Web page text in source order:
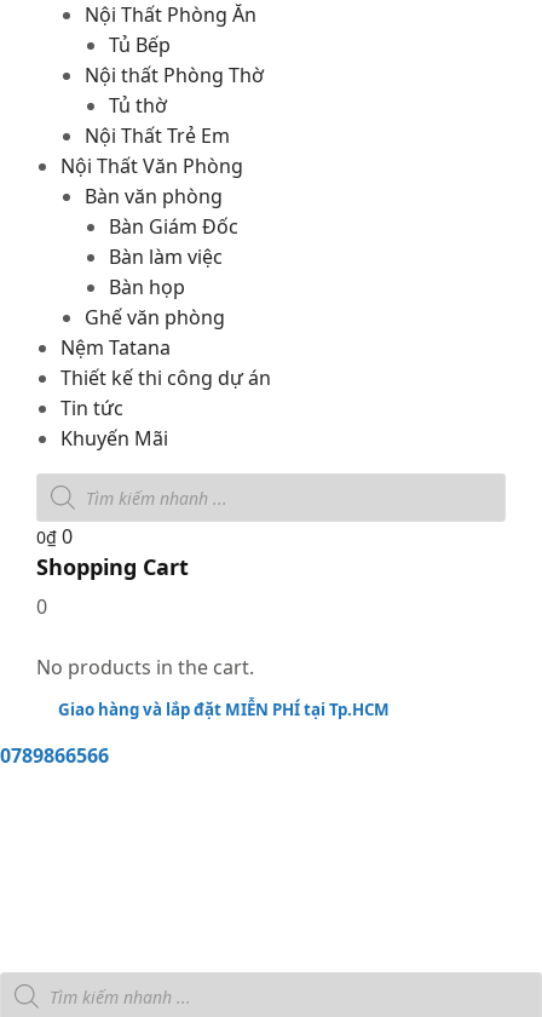
Nội Thất Phòng Ăn
Tủ Bếp
Nội thất Phòng Thờ
Tủ thờ
Nội Thất Trẻ Em
Nội Thất Văn Phòng
Bàn văn phòng
Bàn Giám Đốc
Bàn làm việc
Bàn họp
Ghế văn phòng
Nệm Tatana
Thiết kế thi công dự án
Tin tức
Khuyến Mãi
0₫ 0
Shopping Cart
0
No products in the cart.
Giao hàng và lắp đặt MIỄN PHÍ tại Tp.HCM
0789866566